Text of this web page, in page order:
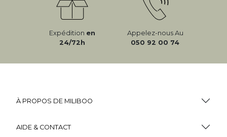
VOIR PLUS